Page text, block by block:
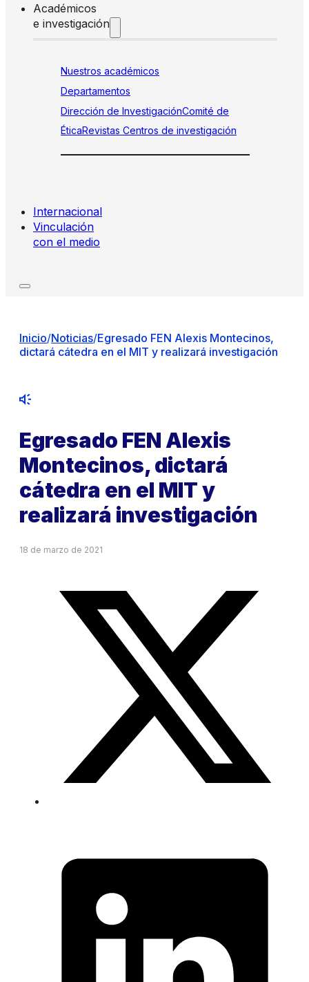
Académicos
e investigación
Nuestros académicos
Departamentos
Dirección de InvestigaciónComité de
ÉticaRevistas Centros de investigación
Internacional
Vinculación
con el medio
Inicio/Noticias/Egresado FEN Alexis Montecinos,
dictará cátedra en el MIT y realizará investigación
Egresado FEN Alexis
Montecinos, dictará
cátedra en el MIT y
realizará investigación
18 de marzo de 2021